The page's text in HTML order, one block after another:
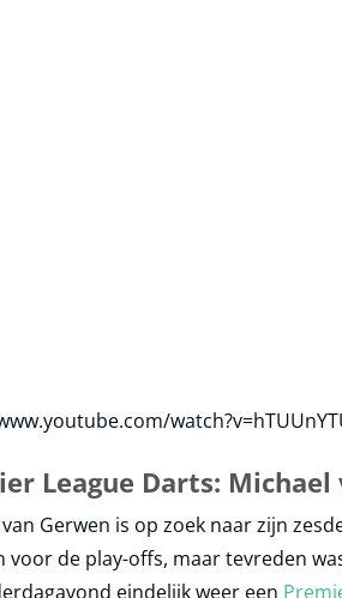
League Darts:
Gerwen is op zoek naar zijn
voor de play-offs, maar tevreden
eindelijk weer een